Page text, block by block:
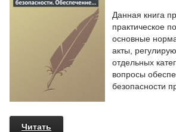
Данная книга
практическое
основные
акты,
отдельных
вопросы
безопасности
Читать